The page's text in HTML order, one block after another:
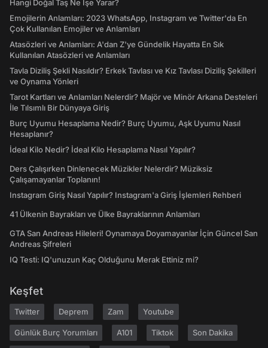
Hangi Doğal Taş Ne İşe Yarar?
Emojilerin Anlamları: 2023 WhatsApp, Instagram ve Twitter'da En
Çok Kullanılan Emojiler ve Anlamları
Atasözleri ve Anlamları: A'dan Z'ye Gündelik Hayatta En Sık
Kullanılan Atasözleri ve Anlamları
Tavla Diziliş Şekli Nasıldır? Erkek Tavlası ve Kız Tavlası Diziliş Şekilleri
ve Oynama Yönleri
Tarot Kartları ve Anlamları Nelerdir? Majör ve Minör Arkana Desteleri
İle Tılsımlı Bir Dünyaya Giriş
Burç Uyumu Hesaplama Nedir? Burç Uyumu, Aşk Uyumu Nasıl
Hesaplanır?
İdeal Kilo Nedir? İdeal Kilo Hesaplama Nasıl Yapılır?
Ders Çalışırken Dinlenecek Müzikler Nelerdir? Müziksiz
Çalışamayanlar Toplanın!
Instagram Giriş Nasıl Yapılır? Instagram'a Giriş İşlemleri Rehberi
41 Ülkenin Bayrakları ve Ülke Bayraklarının Anlamları
GTA San Andreas Hileleri! Oynamaya Doyamayanlar İçin Güncel San
Andreas Şifreleri
IQ Testi: IQ'unuzun Kaç Olduğunu Merak Ettiniz mi?
Keşfet
Twitter Deprem Zam Youtube
Günlük Burç Yorumları A101 Tiktok Son Dakika